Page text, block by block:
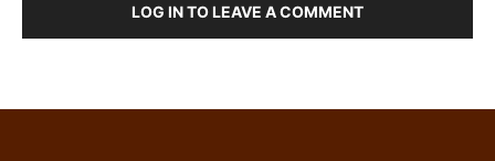
LOG IN TO LEAVE A COMMENT